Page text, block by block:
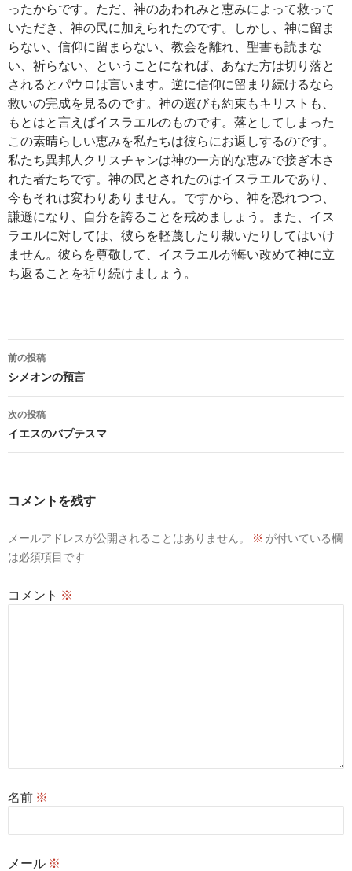
ったからです。ただ、神のあわれみと恵みによって救って
いただき、神の民に加えられたのです。しかし、神に留ま
らない、信仰に留まらない、教会を離れ、聖書も読まな
い、祈らない、ということになれば、あなた方は切り落と
されるとパウロは言います。逆に信仰に留まり続けるなら
救いの完成を見るのです。神の選びも約束もキリストも、
もとはと言えばイスラエルのものです。落としてしまった
この素晴らしい恵みを私たちは彼らにお返しするのです。
私たち異邦人クリスチャンは神の一方的な恵みで接ぎ木さ
れた者たちです。神の民とされたのはイスラエルであり、
今もそれは変わりありません。ですから、神を恐れつつ、
謙遜になり、自分を誇ることを戒めましょう。また、イス
ラエルに対しては、彼らを軽蔑したり裁いたりしてはいけ
ません。彼らを尊敬して、イスラエルが悔い改めて神に立
ち返ることを祈り続けましょう。
投
稿
ナ
ビ
ゲ
ョ
前の投稿
シメオンの預言
次の投稿
イエスのバプテスマ
コメントを残す
メールアドレスが公開されることはありません。 ※ が付いている欄
は必須項目です
コメント ※
名前 ※
メール ※